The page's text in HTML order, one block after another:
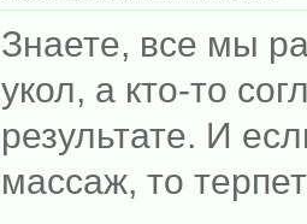
Знаете, все мы
укол, а кто-то
результате. И
массаж, то